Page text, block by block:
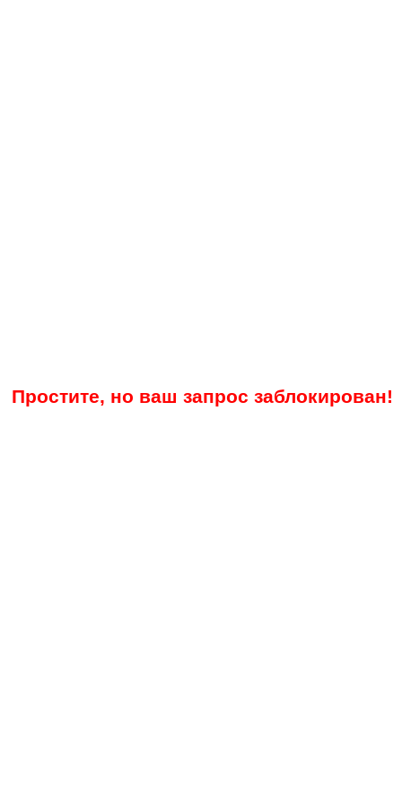
Простите, но ваш запрос заблокирован!